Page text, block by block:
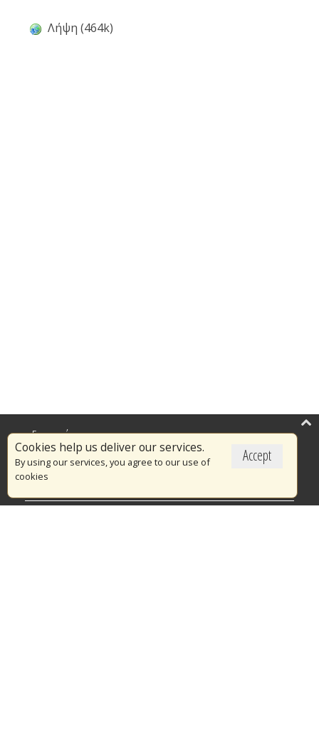
Λήψη (464k)
Accept
Cookies help us deliver our services.
By using our services, you agree to our use of
cookies
Επικαιρότητα
Το Πυροσβεστικό Σώμα